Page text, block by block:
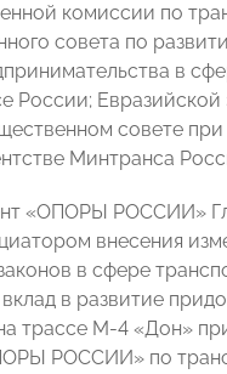
комиссии по
совета по
в
России; Евразийской
совете
Минтранса
«ОПОРЫ РОССИИ»
внесения
в сфере
в развитие
трассе М-4 «Дон»
РОССИИ» по